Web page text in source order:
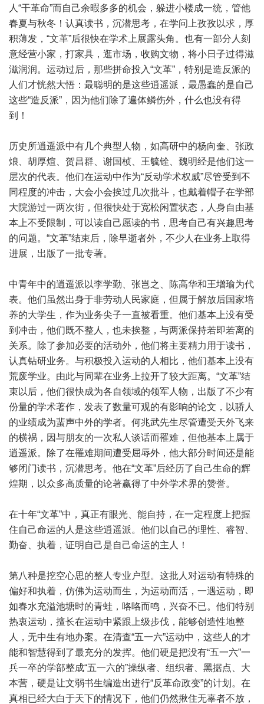
人“干革命”而自己余暇多多的机会，躲进小楼成一统，管他
春夏与秋冬！认真读书，沉潜思考，在学问上孜孜以求，厚
积薄发，“文革”后很快在学术上展露头角。也有一部分人刻
意经营小家，打家具，逛市场，收购文物，将小日子过得滋
滋润润。运动过后，那些拼命投入“文革”，特别是造反派的
人们才恍然大悟：最聪明的是这些逍遥派，最愚蠢的是自己
这些“造反派”，因为他们除了遍体鳞伤外，什么也没有得
到！
历史所逍遥派中有几个典型人物，如高研中的杨向奎、张政
烺、胡厚煊、贺昌群、谢国桢、王毓铨、魏明经是他们这一
层次的代表。他们在运动中作为“反动学术权威”尽管受到不
同程度的冲击，大会小会挨过几次批斗，也戴着帽子在学部
大院游过一两次街，但很快处于宽松闲置状态，人身自由基
本上不受限制，可以读自己愿读的书，思考自己有兴趣思考
的问题。“文革”结束后，除早逝者外，不少人在业务上取得
进展，出版了一批专著。
中青年中的逍遥派以李学勤、张岂之、陈高华和王增瑜为代
表。他们虽然出身于非劳动人民家庭，但属于解放后国家培
养的大学生，作为业务尖子一直被看重。他们基本上没有受
到冲击，他们既不整人，也未挨整，与两派保持若即若离的
关系。除了参加必要的活动外，他们将主要精力用于读书，
认真钻研业务。与积极投入运动的人相比，他们基本上没有
荒废学业。由此与同辈在业务上拉开了较大距离。“文革”结
束以后，他们很快成为各自领域的领军人物，出版了不少有
份量的学术著作，发表了数量可观的有影响的论文，以骄人
的业绩成为蜚声中外的学者。何兆武先生尽管遭受天外飞来
的横祸，因与朋友的一次私人谈话而罹难，但他基本上属于
逍遥派。除了在罹难期间遭受屈辱外，他大部分时间还是能
够闭门读书，沉潜思考。他在“文革”后经历了自己生命的辉
煌期，以众多高质量的论著赢得了中外学术界的赞誉。
在十年“文革”中，真正有眼光、能自持，在一定程度上把握
住自己命运的人是这些逍遥派。他们以自己的理性、睿智、
勤奋、执着，证明自己是自己命运的主人！
第八种是挖空心思的整人专业户型。这批人对运动有特殊的
偏好和执着，仿佛为运动而生，为运动而活，一遇运动，即
如春水充溢池塘时的青蛙，咯咯而鸣，兴奋不已。他们特别
热衷运动，擅长在运动中紧跟上级步伐，能够创造性地整
人，无中生有地办案。在清查“五一六”运动中，这些人的才
能和智慧得到了最充分的发挥。他们硬是把没有“五一六”一
兵一卒的学部整成“五一六的”操纵者、组织者、黑据点、大
本营，硬是让文弱书生编造出进行“反革命政变”的计划。在
真相已经大白于天下的情况下，他们仍然揪住无辜者不放，